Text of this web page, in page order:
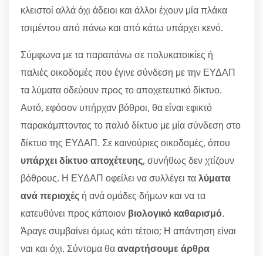
κλειστοί αλλά όχι άδειοι και άλλοι έχουν μία πλάκα
τσιμέντου από πάνω και από κάτω υπάρχει κενό.
Σύμφωνα με τα παραπάνω σε πολυκατοικίες ή
παλιές οικοδομές που έγινε σύνδεση με την ΕΥΔΑΠ
τα λύματα οδεύουν προς το αποχετευτικό δίκτυο.
Αυτό, εφόσον υπήρχαν βόθροι, θα είναι εφικτό
παρακάμπτοντας το παλιό δίκτυο με μία σύνδεση στο
δίκτυο της ΕΥΔΑΠ. Σε καινούριες οικοδομές, όπου
υπάρχει δίκτυο αποχέτευης, συνήθως δεν χτίζουν
βόθρους. Η ΕΥΔΑΠ οφείλει να συλλέγει ταλύματα
ανά περιοχές ή ανά ομάδες δήμων και να τα
κατευθύνει προς κάποιον βιολογικό καθαρισμό.
Άραγε συμβαίνει όμως κάτι τέτοιο; Η απάντηση είναι
ναι και όχι. Σύντομα θααναρτήσουμε άρθρα